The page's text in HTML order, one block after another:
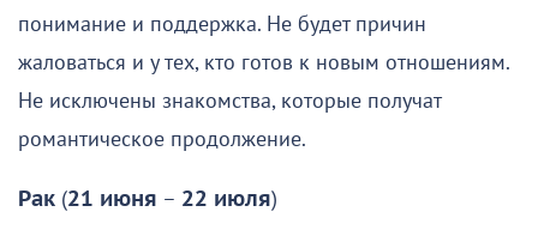
понимание и поддержка. Не будет причин
жаловаться и у тех, кто готов к новым отношениям.
Не исключены знакомства, которые получат
романтическое продолжение.
Рак (21 июня – 22 июля)